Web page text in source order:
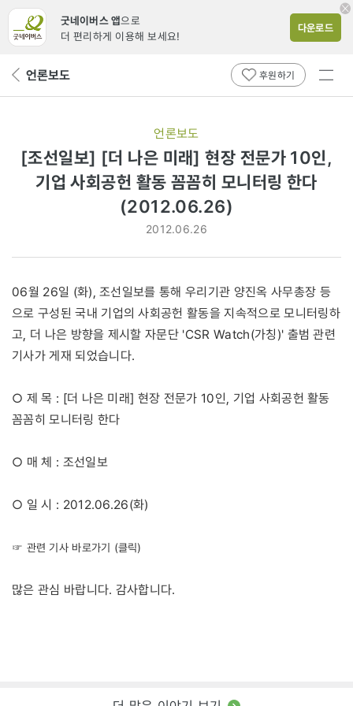
굿네이버스 앱으로
더 편리하게 이용해 보세요!
다운로드
뒤 언론보도 후원하기
전체
언론보도
[조선일보] [더 나은 미래] 현장 전문가 10인,
기업 사회공헌 활동 꼼꼼히 모니터링 한다
(2012.06.26)
2012.06.26
06월 26일 (화), 조선일보를 통해 우리기관 양진옥 사무총장 등
으로 구성된 국내 기업의 사회공헌 활동을 지속적으로 모니터링하
고, 더 나은 방향을 제시할 자문단 'CSR Watch(가칭)' 출범 관련
기사가 게재 되었습니다.
○ 제 목 : [더 나은 미래] 현장 전문가 10인, 기업 사회공헌 활동
꼼꼼히 모니터링 한다
○ 매 체 : 조선일보
○ 일 시 : 2012.06.26(화)
☞ 관련 기사 바로가기 (클릭)
많은 관심 바랍니다. 감사합니다.